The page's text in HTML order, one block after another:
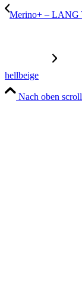
Merino+ – LANG
hellbeige
Nach oben